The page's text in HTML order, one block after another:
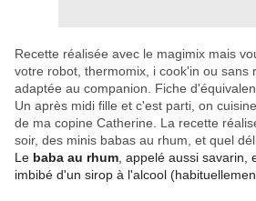
Recette réalisée avec le magimix mais
votre robot, thermomix, i cook'in ou sans
adaptée au companion. Fiche
Un après midi fille et c'est parti, on
de ma copine Catherine. La recette
soir, des minis babas au rhum, et quel
Le baba au rhum , appelé aussi savarin
imbibé d'un sirop à l'alcool